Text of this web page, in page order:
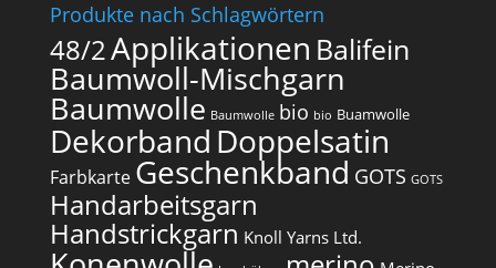
Produkte nach Schlagwörtern
48/2Applikationen Balifein
Baumwoll-Mischgarn
Baumwolle Baumwolle bio bio Buamwolle
Dekorband Doppelsatin
Farbkarte Geschenkband GOTS GOTS
Handarbeitsgarn
Handstrickgarn Knoll Yarns Ltd.